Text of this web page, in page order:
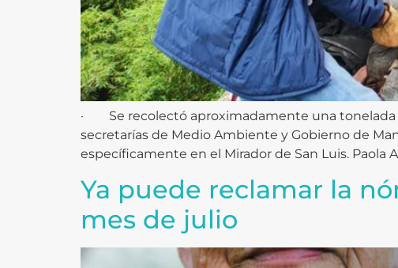
· Se recolectó aproximadamente una tonelada
secretarías de Medio Ambiente y Gobierno de
específicamente en el Mirador de San Luis. Paola
Ya puede reclamar la
mes de julio